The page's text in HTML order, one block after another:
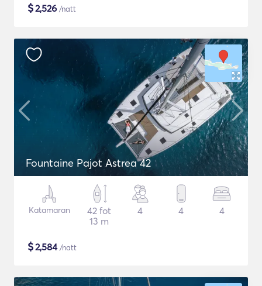
$2,526 /natt
Fountaine Pajot Astrea 42
Katamaran
42 fot
13 m
4 4 4
$2,584/natt